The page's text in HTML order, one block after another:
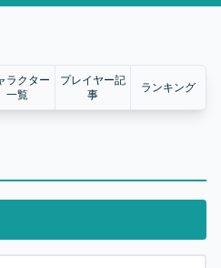
ラクター
一覧
プレイヤー記
事
ランキング